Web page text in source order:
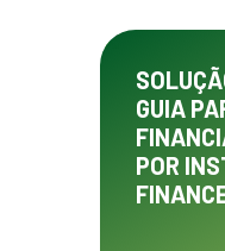
GUIA
POR